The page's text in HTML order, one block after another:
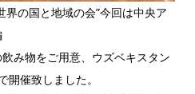
界の国と地域の会”今回は中央ア
み物をご用意、ウズベキスタン
催致しました。